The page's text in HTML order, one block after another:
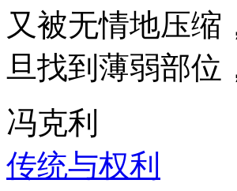
又被无情地压缩
旦找到薄弱部位
冯克利
传统与权利